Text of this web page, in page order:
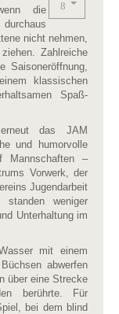
die
nicht nehmen,
Zahlreiche
Saisoneröffnung,
klassischen
Spaß-
das JAM
und humorvolle
Mannschaften –
Vorwerk, der
Jugendarbeit
weniger
Unterhaltung im
mit einem
abwerfen
über eine Strecke
berührte. Für
bei dem blind